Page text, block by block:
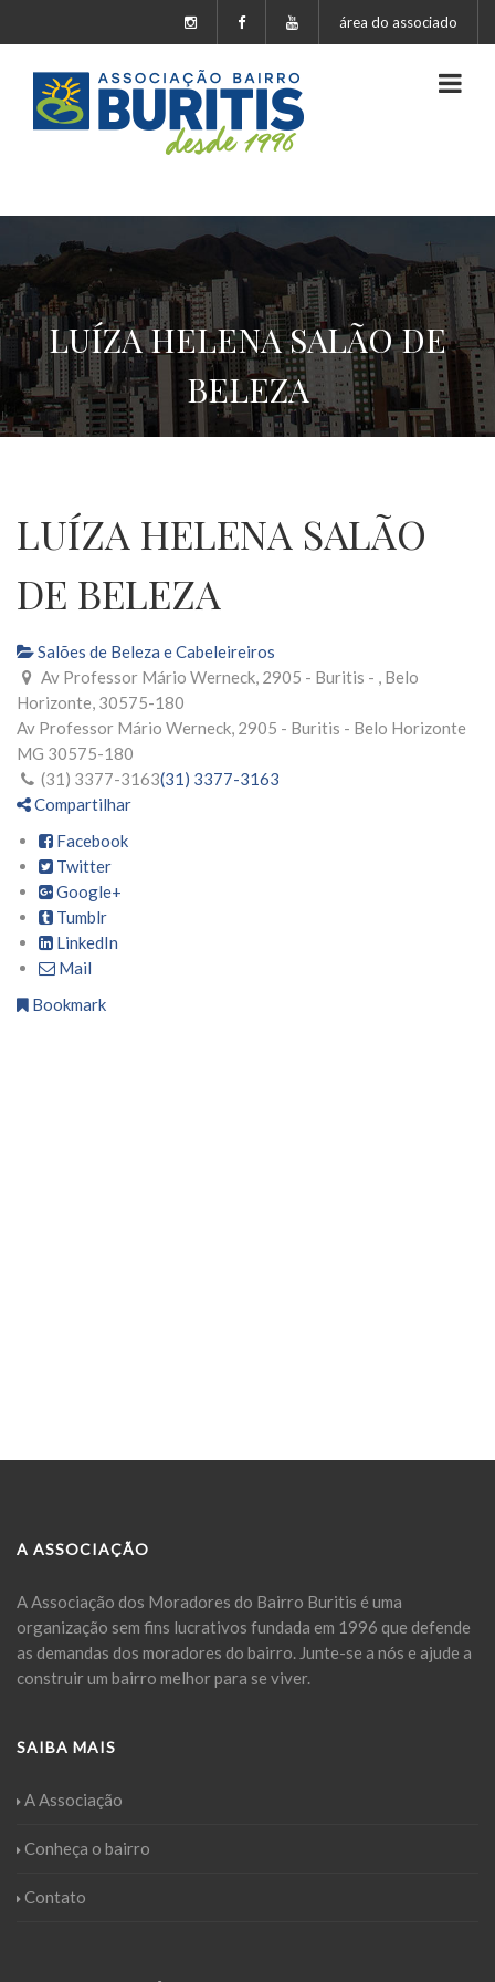
área do associado
LUÍZA HELENA SALÃO DE
BELEZA
LUÍZA HELENA SALÃO
DE BELEZA
Salões de Beleza e Cabeleireiros
Av Professor Mário Werneck, 2905 - Buritis - , Belo
Horizonte, 30575-180
Av Professor Mário Werneck, 2905 - Buritis - Belo Horizonte
MG 30575-180
(31) 3377-3163(31) 3377-3163
Compartilhar
Facebook
Twitter
Google+
Tumblr
LinkedIn
Mail
Bookmark
A ASSOCIAÇÃO
A Associação dos Moradores do Bairro Buritis é uma
organização sem fins lucrativos fundada em 1996 que defende
as demandas dos moradores do bairro. Junte-se a nós e ajude a
construir um bairro melhor para se viver.
SAIBA MAIS
A Associação
Conheça o bairro
Contato